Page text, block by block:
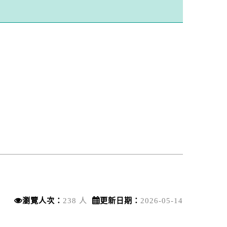
瀏覽人次： 238 人 更新日期： 2026-05-14